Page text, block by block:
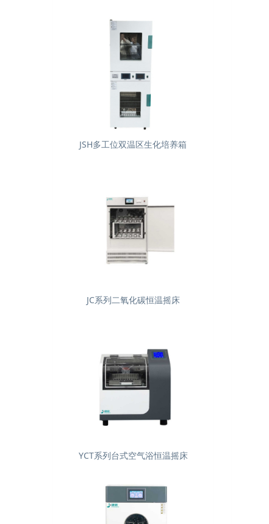
JSH多工位双温区生化培养箱
JC系列二氧化碳恒温摇床
YCT系列台式空气浴恒温摇床